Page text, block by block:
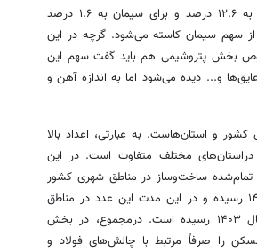
به سهم آهن و فولاد و سیمان است که برای آهن و فولاد این مقدار به ۱۲.۶ درصد و برای سیمان به ۱.۶ درصد
از سهم سیمان کاسته می‌شود. گرچه در این
بخش پتروشیمی هم باید گفت سهم این
و... دیده می‌شود اما به اندازه آهن و
و استان‌هاست. به عبارتی، اعداد بالا
مختلف متفاوت است. در این
ساخت‌وساز در مناطق شهری کشور
در استان تهران از ۵۴ درصد در سال ۱۳۸۵ به ۶۵.۷ درصد در سال ۱۴۰۳ رسیده و در این مدت این عدد در مناطق
شهری کشور نیز از ۴۳.۴ درصد در سال ۱۳۸۵ به ۴۶.۵ درصد در سال ۱۴۰۳ رسیده است. درمجموع، در بخش
را صرفاً مرتبط با چالش‌های فولاد و